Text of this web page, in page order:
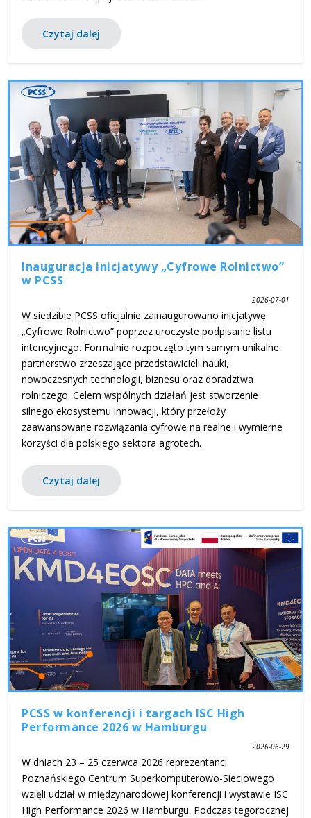
Czytaj dalej
Inauguracja inicjatywy „Cyfrowe Rolnictwo”
w PCSS
2026-07-01
W siedzibie PCSS oficjalnie zainaugurowano inicjatywę
„Cyfrowe Rolnictwo” poprzez uroczyste podpisanie listu
intencyjnego. Formalnie rozpoczęto tym samym unikalne
partnerstwo zrzeszające przedstawicieli nauki,
nowoczesnych technologii, biznesu oraz doradztwa
rolniczego. Celem wspólnych działań jest stworzenie
silnego ekosystemu innowacji, który przełoży
zaawansowane rozwiązania cyfrowe na realne i wymierne
korzyści dla polskiego sektora agrotech.
Czytaj dalej
PCSS w konferencji i targach ISC High
Performance 2026 w Hamburgu
2026-06-29
W dniach 23 – 25 czerwca 2026 reprezentanci
Poznańskiego Centrum Superkomputerowo-Sieciowego
wzięli udział w międzynarodowej konferencji i wystawie ISC
High Performance 2026 w Hamburgu. Podczas tegorocznej